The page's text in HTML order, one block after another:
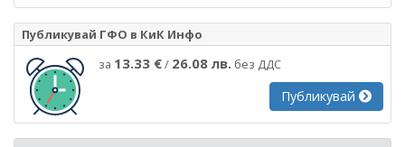
Публикувай ГФО в КиК Инфо
за 13.33 €/ 26.08 лв. без ДДС
Публикувай